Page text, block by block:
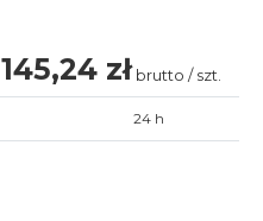
145,24 zł brutto / szt.
24 h